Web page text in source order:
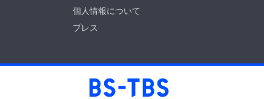
個人情報について
プレス